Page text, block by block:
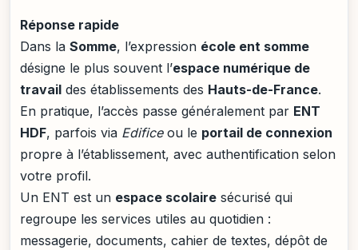
Réponse rapide
Dans la Somme, l’expression école ent somme
désigne le plus souvent l’espace numérique de
travail des établissements des Hauts-de-France.
En pratique, l’accès passe généralement par ENT
HDF, parfois via Edificeou le portail de connexion
propre à l’établissement, avec authentification selon
votre profil.
Un ENT est un espace scolaire sécurisé qui
regroupe les services utiles au quotidien :
messagerie, documents, cahier de textes, dépôt de